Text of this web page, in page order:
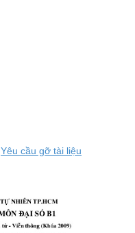
Yêu cầu gỡ tài liệu